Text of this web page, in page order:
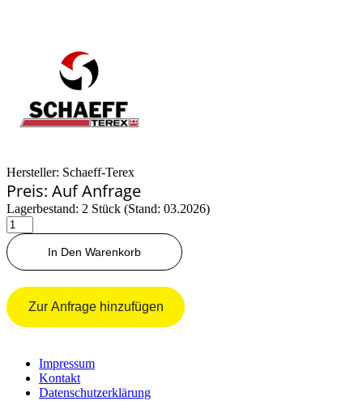
Hersteller: Schaeff-Terex
Preis: Auf Anfrage
Lagerbestand: 2 Stück (Stand: 03.2026)
Spiegel
Integralspiegel
TW85-
Gen.2
Menge
In Den Warenkorb
Zur Anfrage hinzufügen
Impressum
Kontakt
Datenschutzerklärung